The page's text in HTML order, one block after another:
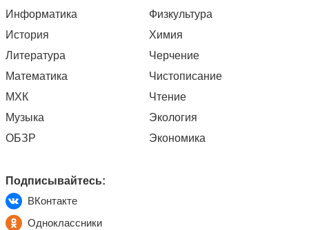
Информатика
История
Литература
Математика
МХК
Музыка
ОБЗР
Физкультура
Химия
Черчение
Чистописание
Чтение
Экология
Экономика
Подписывайтесь:
ВКонтакте
Одноклассники